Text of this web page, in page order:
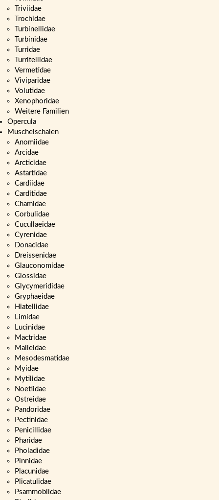
Triviidae
Trochidae
Turbinellidae
Turbinidae
Turridae
Turritellidae
Vermetidae
Viviparidae
Volutidae
Xenophoridae
Weitere Familien
Opercula
Muschelschalen
Anomiidae
Arcidae
Arcticidae
Astartidae
Cardiidae
Carditidae
Chamidae
Corbulidae
Cucullaeidae
Cyrenidae
Donacidae
Dreissenidae
Glauconomidae
Glossidae
Glycymerididae
Gryphaeidae
Hiatellidae
Limidae
Lucinidae
Mactridae
Malleidae
Mesodesmatidae
Myidae
Mytilidae
Noetiidae
Ostreidae
Pandoridae
Pectinidae
Penicillidae
Pharidae
Pholadidae
Pinnidae
Placunidae
Plicatulidae
Psammobiidae